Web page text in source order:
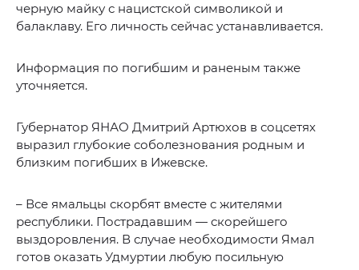
черную майку с нацистской символикой и
балаклаву. Его личность сейчас устанавливается.
Информация по погибшим и раненым также
уточняется.
Губернатор ЯНАО Дмитрий Артюхов в соцсетях
выразил глубокие соболезнования родным и
близким погибших в Ижевске.
– Все ямальцы скорбят вместе с жителями
республики. Пострадавшим — скорейшего
выздоровления. В случае необходимости Ямал
готов оказать Удмуртии любую посильную